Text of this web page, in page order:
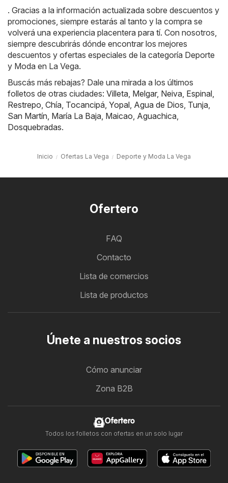
. Gracias a la información actualizada sobre descuentos y
promociones, siempre estarás al tanto y la compra se
volverá una experiencia placentera para tí. Con nosotros,
siempre descubrirás dónde encontrar los mejores
descuentos y ofertas especiales de la categoría Deporte
y Moda en La Vega.
Buscás más rebajas? Dale una mirada a los últimos
folletos de otras ciudades: Villeta, Melgar, Neiva, Espinal,
Restrepo, Chía, Tocancipá, Yopal, Agua de Dios, Tunja,
San Martín, María La Baja, Maicao, Aguachica,
Dosquebradas.
Inicio Ofertas La Vega Deporte y Moda La Vega
Ofertero
FAQ
Contacto
Lista de comercios
Lista de productos
Únete a nuestros socios
Cómo anunciar
Zona B2B
Ofertero
Todos los folletos con ofertas en un solo lugar